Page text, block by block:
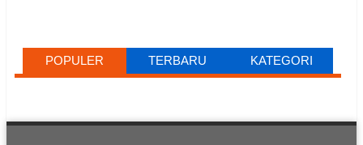
POPULER TERBARU KATEGORI